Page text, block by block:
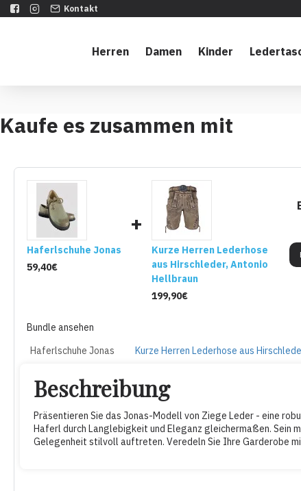
Kontakt
Herren Damen Kinder
Kaufe es zusammen mit
Haferlschuhe Jonas
59,40€
+
Kurze Herren Lederhose
aus Hirschleder, Antonio
Hellbraun
199,90€
Bundle ansehen
Haferlschuhe Jonas
Kurze Herren Lederhose aus
Beschreibung
Präsentieren Sie das Jonas-Modell von Ziege Leder - eine
Haferl durch Langlebigkeit und Eleganz gleichermaßen.
Gelegenheit stilvoll auftreten. Veredeln Sie Ihre Garderobe